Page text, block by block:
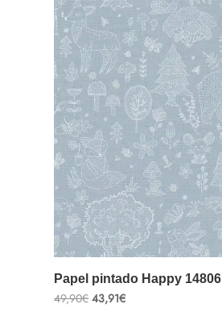
Papel pintado Happy 14806
49,90€ El
precio
43,91€El